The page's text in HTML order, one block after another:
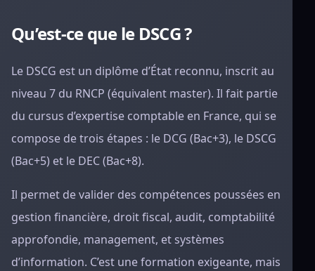
Qu’est-ce que le DSCG ?
Le DSCG est un diplôme d’État reconnu, inscrit au
niveau 7 du RNCP (équivalent master). Il fait partie
du cursus d’expertise comptable en France, qui se
compose de trois étapes : le DCG (Bac+3), le DSCG
(Bac+5) et le DEC (Bac+8).
Il permet de valider des compétences poussées en
gestion financière, droit fiscal, audit, comptabilité
approfondie, management, et systèmes
d’information. C’est une formation exigeante, mais